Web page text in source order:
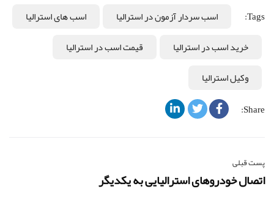
Tags: اسب سردار آزمون در استرالیا
اسب های استرالیا
خرید اسب در استرالیا
قیمت اسب در استرالیا
وکیل استرالیا
Share:
پست قبلی
اتصال خودروهای استرالیایی به یکدیگر